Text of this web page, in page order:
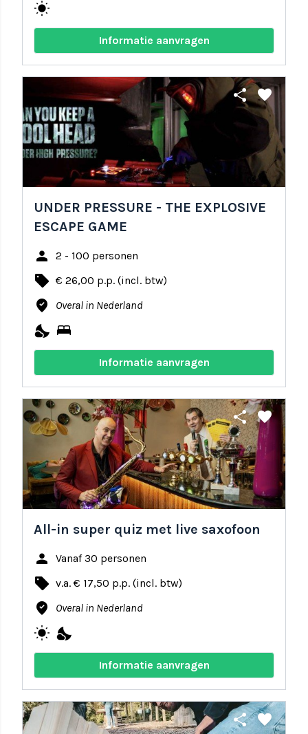
wb_sunny
Informatie aanvragen
share favorite
UNDER PRESSURE - THE EXPLOSIVE
ESCAPE GAME
person 2 - 100 personen
local_offer € 26,00 p.p. (incl. btw)
where_to_vote Overal in Nederland
nights_stay bed
Informatie aanvragen
share favorite
All-in super quiz met live saxofoon
person Vanaf 30 personen
local_offer v.a. € 17,50 p.p. (incl. btw)
where_to_vote Overal in Nederland
wb_sunny nights_stay
Informatie aanvragen
share favorite